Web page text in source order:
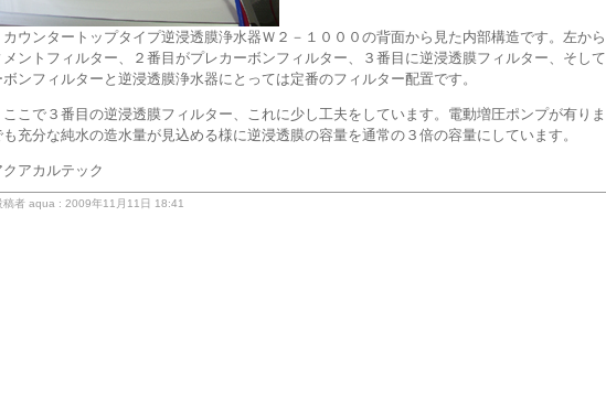
ウンタートップタイプ逆浸透膜浄水器Ｗ２－１０００の背面から見た内部構造です。左か
メントフィルター、２番目がプレカーボンフィルター、３番目に逆浸透膜フィルター、そし
ボンフィルターと逆浸透膜浄水器にとっては定番のフィルター配置です。
こで３番目の逆浸透膜フィルター、これに少し工夫をしています。電動増圧ポンプが有り
も充分な純水の造水量が見込める様に逆浸透膜の容量を通常の３倍の容量にしています。
クアカルテック
稿者 aqua : 2009年11月11日 18:41